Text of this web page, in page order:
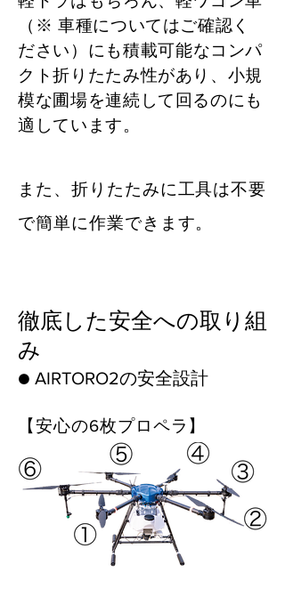
徹底した安全への取り組
み
（※ 車種についてはご確認く
ださい） にも積載可能なコンパ
クト折りたたみ性があり、小規
模な圃場を連続して回るのにも
適しています。
また、折りたたみに工具は不要
で簡単に作業できます。
【安心の6枚プロペラ】
​● AIRTORO2の安全設計